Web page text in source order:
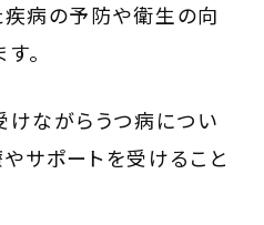
疾病の予防や衛生の向
。
けながらうつ病につい
サポートを受けること